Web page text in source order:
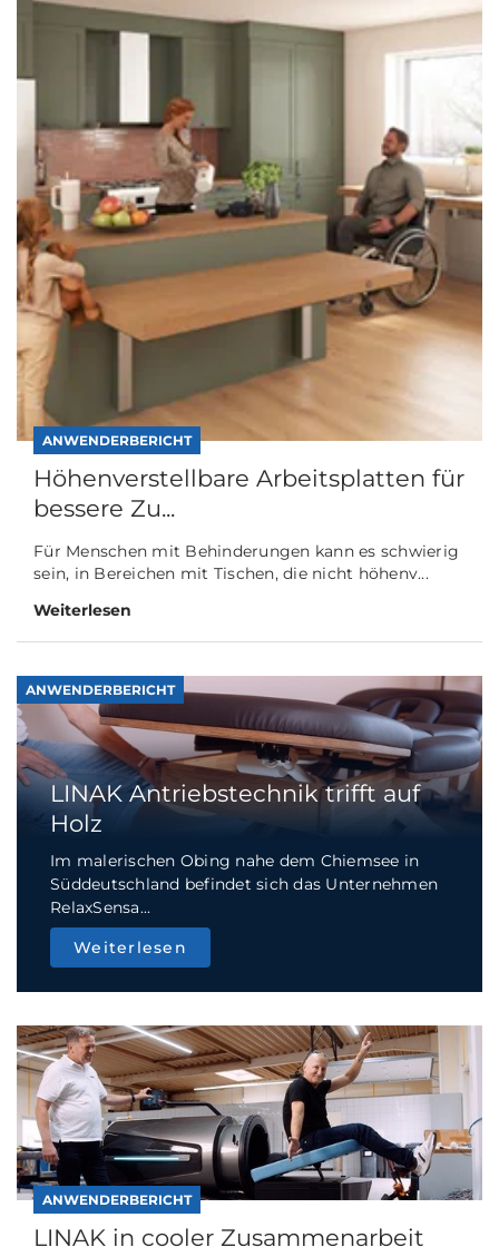
ANWENDERBERICHT
Höhenverstellbare Arbeitsplatten für
bessere Zu...
Für Menschen mit Behinderungen kann es schwierig
sein, in Bereichen mit Tischen, die nicht höhenv...
Weiterlesen
ANWENDERBERICHT
LINAK Antriebstechnik trifft auf
Holz
Im malerischen Obing nahe dem Chiemsee in
Süddeutschland befindet sich das Unternehmen
RelaxSensa...
Weiterlesen
ANWENDERBERICHT
LINAK in cooler Zusammenarbeit